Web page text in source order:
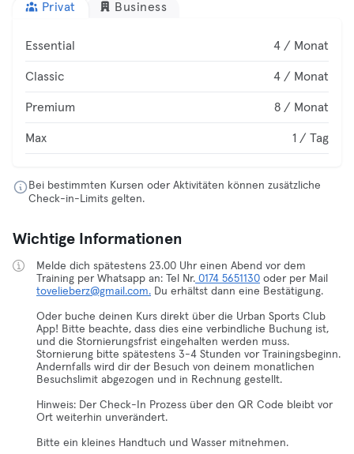
Privat Business
Essential 4 / Monat
Classic 4 / Monat
Premium 8 / Monat
Max 1 / Tag
Bei bestimmten Kursen oder Aktivitäten können zusätzliche
Check-in-Limits gelten.
Wichtige Informationen
Melde dich spätestens 23.00 Uhr einen Abend vor dem
Training per Whatsapp an: Tel Nr. 0174 5651130 oder per Mail
tovelieberz@gmail.com. Du erhältst dann eine Bestätigung.
Oder buche deinen Kurs direkt über die Urban Sports Club
App! Bitte beachte, dass dies eine verbindliche Buchung ist,
und die Stornierungsfrist eingehalten werden muss.
Stornierung bitte spätestens 3-4 Stunden vor Trainingsbeginn.
Andernfalls wird dir der Besuch von deinem monatlichen
Besuchslimit abgezogen und in Rechnung gestellt.
Hinweis: Der Check-In Prozess über den QR Code bleibt vor
Ort weiterhin unverändert.
Bitte ein kleines Handtuch und Wasser mitnehmen. ​​